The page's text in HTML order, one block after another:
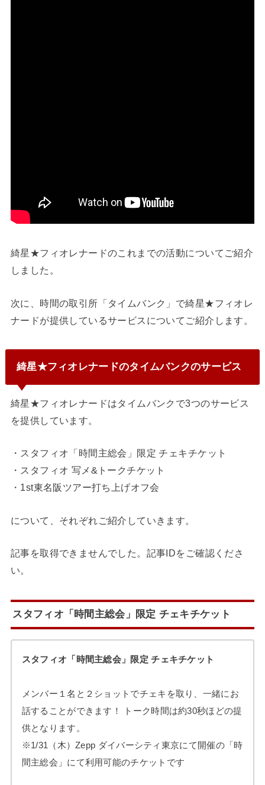
綺星★フィオレナードのこれまでの活動についてご紹介
しました。
次に、時間の取引所「タイムバンク」で綺星★フィオレ
ナードが提供しているサービスについてご紹介します。
綺星★フィオレナードのタイムバンクのサービス
綺星★フィオレナードはタイムバンクで3つのサービス
を提供しています。
・スタフィオ「時間主総会」限定 チェキチケット
・スタフィオ 写メ&トークチケット
・1st東名阪ツアー打ち上げオフ会
について、それぞれご紹介していきます。
記事を取得できませんでした。記事IDをご確認くださ
い。
スタフィオ「時間主総会」限定 チェキチケット
スタフィオ「時間主総会」限定 チェキチケット
メンバー１名と２ショットでチェキを取り、一緒にお
話することができます！ トーク時間は約30秒ほどの提
供となります。
※1/31（木）Zepp ダイバーシティ東京にて開催の「時
間主総会」にて利用可能のチケットです